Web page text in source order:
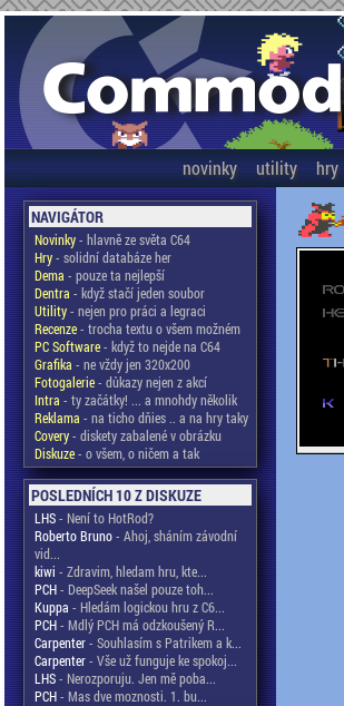
novinky utility hry
NAVIGÁTOR
Novinky- hlavně ze světa C64
Hry- solidní databáze her
Dema - pouze ta nejlepší
Dentra - když stačí jeden soubor
Utility- nejen pro práci a legraci
Recenze- trocha textu o všem možném
PC Software- když to nejde na C64
Grafika - ne vždy jen 320x200
Fotogalerie- důkazy nejen z akcí
Intra - ty začátky! ... a mnohdy několik
Reklama - na ticho dňies .. a na hry taky
Covery- diskety zabalené v obrázku
Diskuze- o všem, o ničem a tak
POSLEDNÍCH 10 Z DISKUZE
LHS- Není to HotRod?
Roberto Bruno- Ahoj, sháním závodní
vid...
kiwi - Zdravim, hledam hru, kte...
PCH- DeepSeek našel pouze toh...
Kuppa - Hledám logickou hru z C6...
PCH- Mdlý PCH má odzkoušený R...
Carpenter- Souhlasím s Patrikem a k...
Carpenter- Vše už funguje ke spokoj...
LHS- Nerozporuju. Jen mě poba...
PCH- Mas dve moznosti. 1. bu...